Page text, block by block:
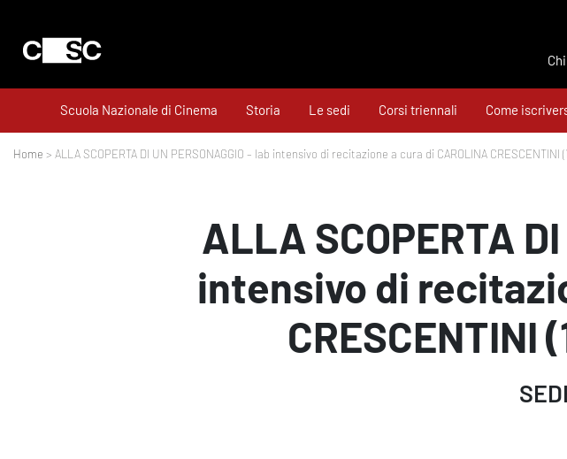
Scuola Nazionale di Cinema Storia Le sedi Corsi triennali Come
Home > ALLA SCOPERTA DI UN PERSONAGGIO – lab intensivo di recitazione a cura di CAROLINA CRESCENTINI
ALLA SCOPERTA
intensivo di
CRESCENTINI